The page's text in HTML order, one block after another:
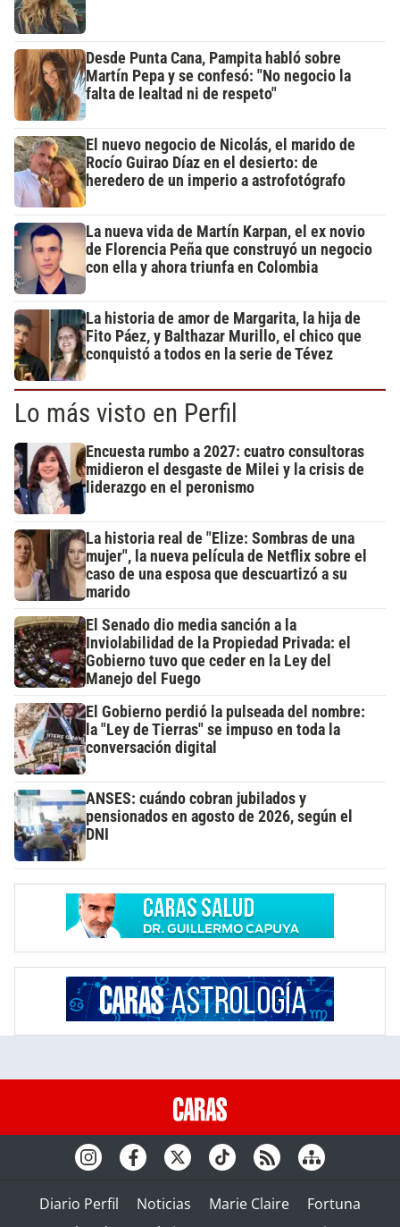
Desde Punta Cana, Pampita habló sobre
Martín Pepa y se confesó: "No negocio la
falta de lealtad ni de respeto"
El nuevo negocio de Nicolás, el marido de
Rocío Guirao Díaz en el desierto: de
heredero de un imperio a astrofotógrafo
La nueva vida de Martín Karpan, el ex novio
de Florencia Peña que construyó un negocio
con ella y ahora triunfa en Colombia
La historia de amor de Margarita, la hija de
Fito Páez, y Balthazar Murillo, el chico que
conquistó a todos en la serie de Tévez
Lo más visto en Perfil
Encuesta rumbo a 2027: cuatro consultoras
midieron el desgaste de Milei y la crisis de
liderazgo en el peronismo
La historia real de "Elize: Sombras de una
mujer", la nueva película de Netflix sobre el
caso de una esposa que descuartizó a su
marido
El Senado dio media sanción a la
Inviolabilidad de la Propiedad Privada: el
Gobierno tuvo que ceder en la Ley del
Manejo del Fuego
El Gobierno perdió la pulseada del nombre:
la "Ley de Tierras" se impuso en toda la
conversación digital
ANSES: cuándo cobran jubilados y
pensionados en agosto de 2026, según el
DNI
Diario Perfil Noticias Marie Claire
Fortuna